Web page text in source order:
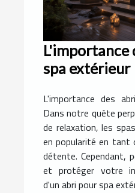
L'importance
spa extérieur
L'importance des
Dans notre quête
de relaxation, les
en popularité en tant
détente. Cependant,
et protéger votre
d'un abri pour spa